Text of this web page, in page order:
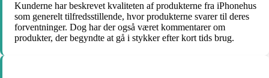
Kunderne har beskrevet kvaliteten af produkterne fra iPhonehus
som generelt tilfredsstillende, hvor produkterne svarer til deres
forventninger. Dog har der også været kommentarer om
produkter, der begyndte at gå i stykker efter kort tids brug.